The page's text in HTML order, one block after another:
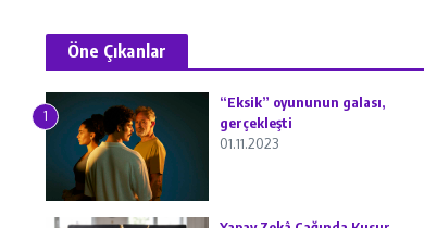
Öne Çıkanlar
1
“Eksik” oyununun galası,
gerçekleşti
01.11.2023